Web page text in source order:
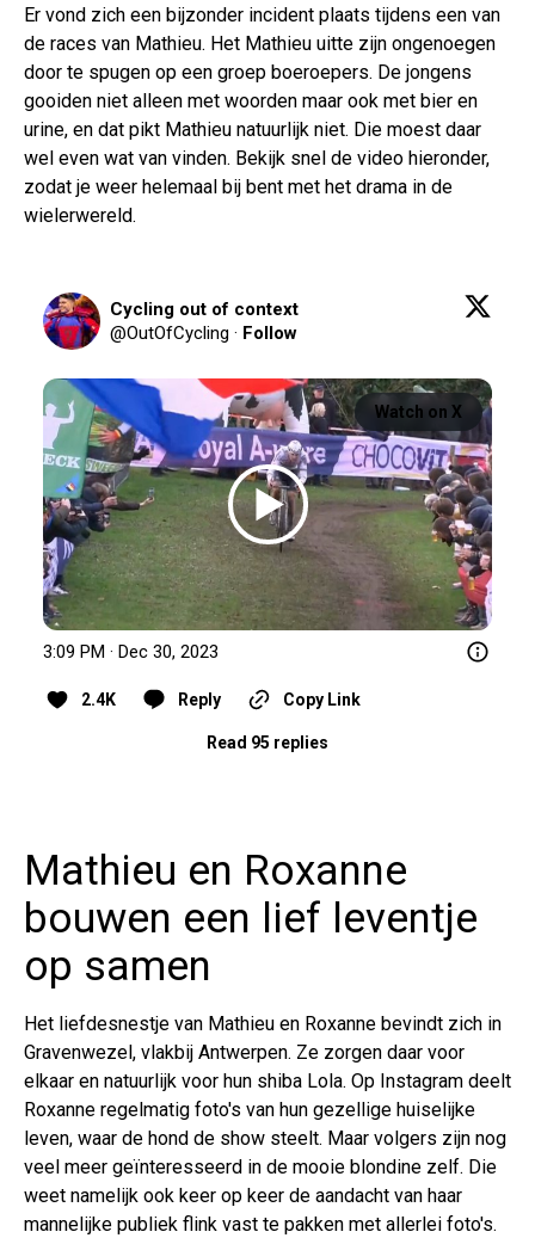
Er vond zich een bijzonder incident plaats tijdens een van
de races van Mathieu. Het Mathieu uitte zijn ongenoegen
door te spugen op een groep boeroepers. De jongens
gooiden niet alleen met woorden maar ook met bier en
urine, en dat pikt Mathieu natuurlijk niet. Die moest daar
wel even wat van vinden. Bekijk snel de video hieronder,
zodat je weer helemaal bij bent met het drama in de
wielerwereld.
Cycling out of context
@OutOfCycling · Follow
Watch on X
3:09 PM · Dec 30, 2023
2.4K Reply Copy Link
Read 95 replies
Mathieu en Roxanne
bouwen een lief leventje
op samen
Het liefdesnestje van Mathieu en Roxanne bevindt zich in
Gravenwezel, vlakbij Antwerpen. Ze zorgen daar voor
elkaar en natuurlijk voor hun shiba Lola. Op Instagram deelt
Roxanne regelmatig foto's van hun gezellige huiselijke
leven, waar de hond de show steelt. Maar volgers zijn nog
veel meer geïnteresseerd in de mooie blondine zelf. Die
weet namelijk ook keer op keer de aandacht van haar
mannelijke publiek flink vast te pakken met allerlei foto's.